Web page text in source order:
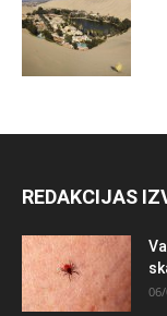
REDAKCIJAS